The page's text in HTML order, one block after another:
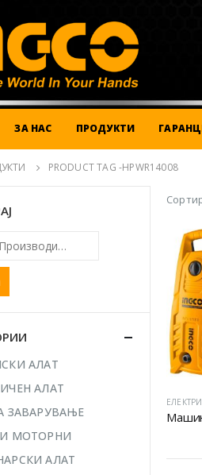
ЗА НАС ПРОДУКТИ
PRODUCT TAG -HPWR14008
АЛАТ
АЛАТ
ЗАВАРУВАЊЕ
МОТОРНИ
АЛАТ